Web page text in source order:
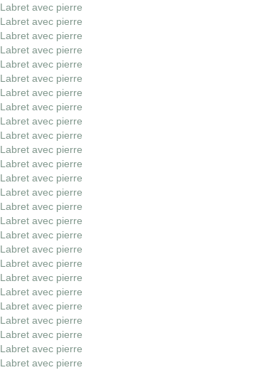
Labret avec pierre
Labret avec pierre
Labret avec pierre
Labret avec pierre
Labret avec pierre
Labret avec pierre
Labret avec pierre
Labret avec pierre
Labret avec pierre
Labret avec pierre
Labret avec pierre
Labret avec pierre
Labret avec pierre
Labret avec pierre
Labret avec pierre
Labret avec pierre
Labret avec pierre
Labret avec pierre
Labret avec pierre
Labret avec pierre
Labret avec pierre
Labret avec pierre
Labret avec pierre
Labret avec pierre
Labret avec pierre
Labret avec pierre